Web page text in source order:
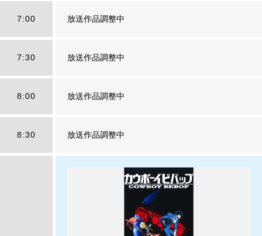
7:00 放送作品調整中
7:30 放送作品調整中
8:00 放送作品調整中
8:30 放送作品調整中